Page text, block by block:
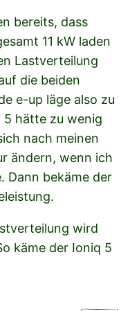
bereits, dass
11 kW laden
Lastverteilung
die beiden
e-up läge also zu
5 hätte zu wenig
nach meinen
ändern, wenn ich
Dann bekäme der
wird
käme der Ioniq 5